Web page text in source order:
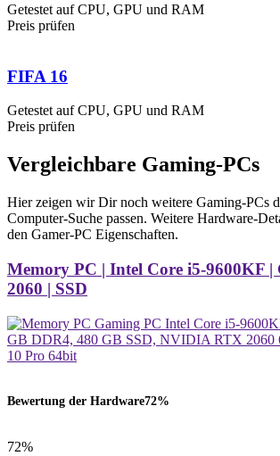
Getestet auf CPU, GPU und RAM
Preis prüfen
FIFA 16
Getestet auf CPU, GPU und RAM
Preis prüfen
Vergleichbare Gaming-PCs
Hier zeigen wir Dir noch weitere Gaming-PCs
Computer-Suche passen. Weitere Hardware-
den Gamer-PC Eigenschaften.
Memory PC | Intel Core i5-9600KF |
2060 | SSD
Bewertung der Hardware72%
72%